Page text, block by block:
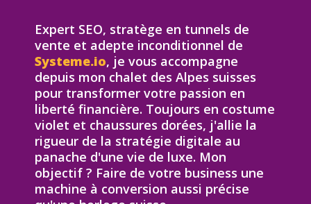
Expert SEO, stratège en tunnels de
vente et adepte inconditionnel de
Systeme.io, je vous accompagne
depuis mon chalet des Alpes suisses
pour transformer votre passion en
liberté financière. Toujours en costume
violet et chaussures dorées, j'allie la
rigueur de la stratégie digitale au
panache d'une vie de luxe. Mon
objectif ? Faire de votre business une
machine à conversion aussi précise